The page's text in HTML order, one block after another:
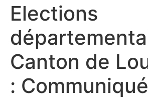
Elections
Canton de
: